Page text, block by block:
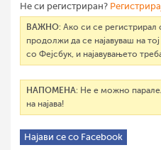
Не си регистриран?
ВАЖНО: Ако си се
продолжи да се најавуваш на
со Фејсбук, и најавувањето
НАПОМЕНА: Не е можно
на најава!
Најави се со Facebook